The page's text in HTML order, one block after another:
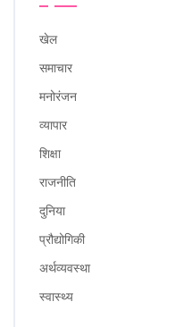
खेल
समाचार
मनोरंजन
व्यापार
शिक्षा
राजनीति
दुनिया
प्रौद्योगिकी
अर्थव्यवस्था
स्वास्थ्य